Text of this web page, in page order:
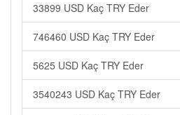
33899 USD Kaç TRY Eder
746460 USD Kaç TRY Eder
5625 USD Kaç TRY Eder
3540243 USD Kaç TRY Eder